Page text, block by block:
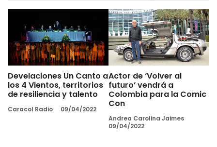
Develaciones Un Canto a
los 4 Vientos, territorios
de resiliencia y talento
Caracol Radio 09/04/2022
Actor de ‘Volver al
futuro’ vendrá a
Colombia para la Comic
Con
Andrea Carolina Jaimes
09/04/2022